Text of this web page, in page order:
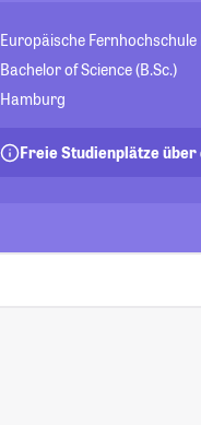
Europäische
Bachelor of Science (B.Sc.)
Hamburg
Freie Studienplätze